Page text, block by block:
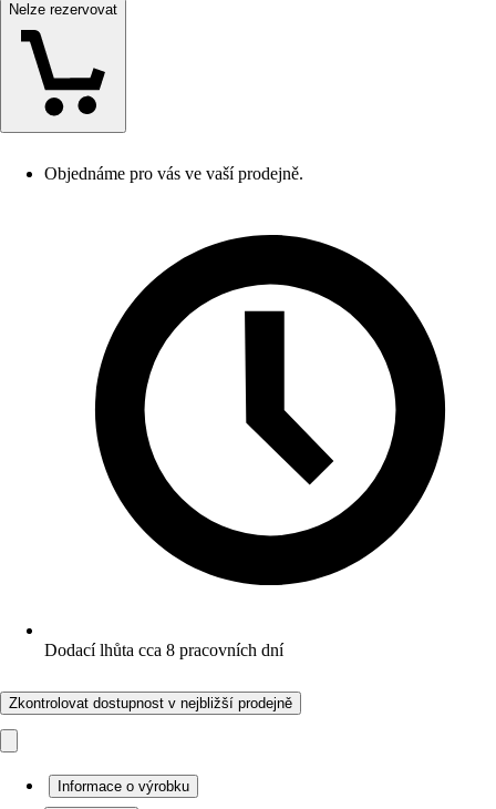
Nelze rezervovat
Objednáme pro vás ve vaší prodejně.
Dodací lhůta cca 8 pracovních dní
Zkontrolovat dostupnost v nejbližší prodejně
Informace o výrobku